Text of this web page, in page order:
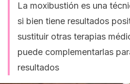
La moxibustión es una
si bien tiene resultados
sustituir otras terapias
puede complementarlas
resultados